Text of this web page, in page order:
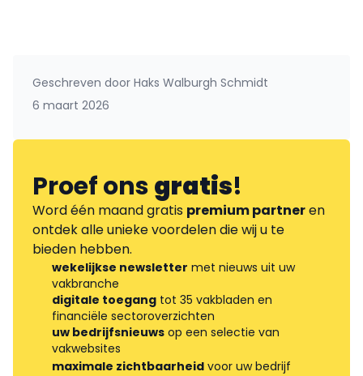
Geschreven door Haks Walburgh Schmidt
6 maart 2026
Proef onsgratis!
Word één maand gratis premium partneren
ontdek alle unieke voordelen die wij u te
bieden hebben.
wekelijkse newsletter met nieuws uit uw
vakbranche
digitale toegang tot 35 vakbladen en
financiële sectoroverzichten
uw bedrijfsnieuws op een selectie van
vakwebsites
maximale zichtbaarheid voor uw bedrijf